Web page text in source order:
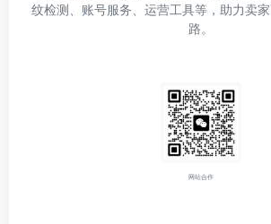
纹检测、账号服务、运营工具等，助力卖
路。
网站合作